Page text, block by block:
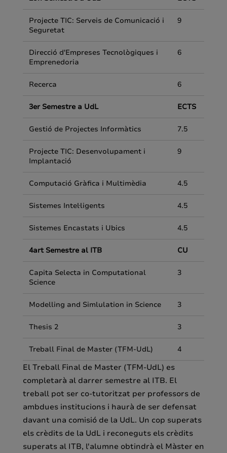
Projecte TIC: Serveis de Comunicació i
Seguretat
9
Direcció d'Empreses Tecnològiques i
Emprenedoria
6
Recerca 6
3er Semestre a UdL ECTS
Gestió de Projectes Informàtics 7.5
Projecte TIC: Desenvolupament i
Implantació
9
Computació Gràfica i Multimèdia 4.5
Sistemes Intel·ligents 4.5
Sistemes Encastats i Ubics 4.5
4art Semestre al ITB CU
Capita Selecta in Computational
Science
3
Modelling and Simlulation in Science 3
Thesis 2 3
Treball Final de Master (TFM-UdL) 4
El Treball Final de Master (TFM-UdL) es
completarà al darrer semestre al ITB. El
treball pot ser co-tutoritzat per professors de
ambdues institucions i haurà de ser defensat
davant una comisió de la UdL. Un cop superats
els crèdits de la UdL i reconeguts els crèdits
superats al ITB, l'alumne obtindrà el Màster en